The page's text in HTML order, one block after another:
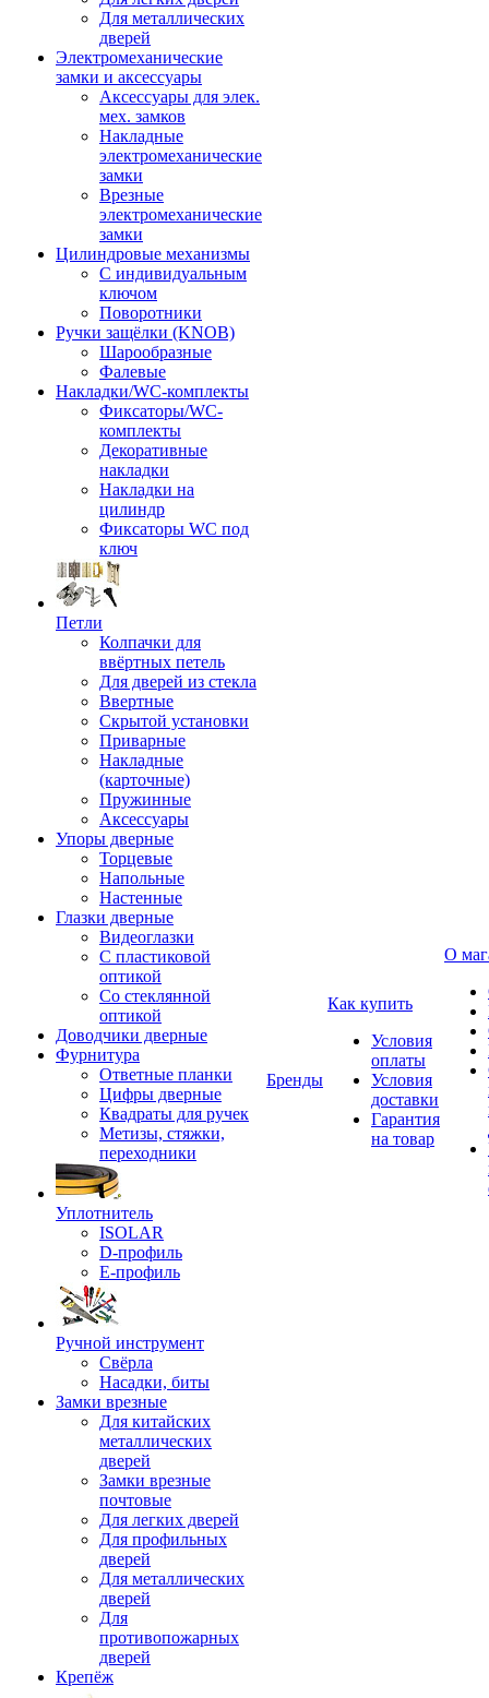
Для металлических
дверей
Электромеханические
замки и аксессуары
Аксессуары для элек.
мех. замков
Накладные
электромеханические
замки
Врезные
электромеханические
замки
Цилиндровые механизмы
С индивидуальным
ключом
Поворотники
Ручки защёлки (KNOB)
Шарообразные
Фалевые
Накладки/WC-комплекты
Фиксаторы/WC-
комплекты
Декоративные
накладки
Накладки на
цилиндр
Фиксаторы WC под
ключ
Петли
Колпачки для
ввёртных петель
Для дверей из стекла
Ввертные
Скрытой установки
Приварные
Накладные
(карточные)
Пружинные
Аксессуары
Упоры дверные
Торцевые
Напольные
Настенные
Глазки дверные
Видеоглазки
С пластиковой
оптикой
Со стеклянной
оптикой
Доводчики дверные
Фурнитура
Ответные планки
Цифры дверные
Квадраты для ручек
Метизы, стяжки,
переходники
Уплотнитель
ISOLAR
D-профиль
Е-профиль
Ручной инструмент
Свёрла
Насадки, биты
Замки врезные
Для китайских
металлических
дверей
Замки врезные
почтовые
Для легких дверей
Для профильных
дверей
Для металлических
дверей
Для
противопожарных
дверей
Крепёж
Бренды
Как купить
Условия
оплаты
Условия
доставки
Гарантия
на товар
О